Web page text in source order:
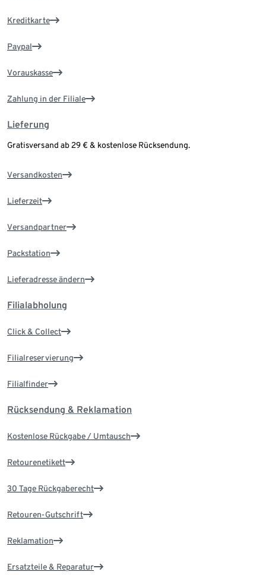
Kreditkarte
Paypal
Vorauskasse
Zahlung in der Filiale
Lieferung
Gratisversand ab 29 € & kostenlose Rücksendung.
Versandkosten
Lieferzeit
Versandpartner
Packstation
Lieferadresse ändern
Filialabholung
Click & Collect
Filialreservierung
Filialfinder
Rücksendung & Reklamation
Kostenlose Rückgabe / Umtausch
Retourenetikett
30 Tage Rückgaberecht
Retouren-Gutschrift
Reklamation
Ersatzteile & Reparatur